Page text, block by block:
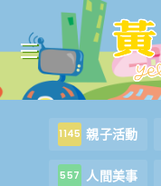
1145 親子活動
557 人間美事